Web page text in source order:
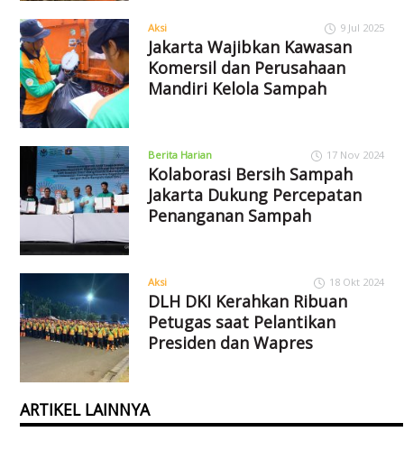
Aksi 9 Jul 2025
Jakarta Wajibkan Kawasan
Komersil dan Perusahaan
Mandiri Kelola Sampah
Berita Harian 17 Nov 2024
Kolaborasi Bersih Sampah
Jakarta Dukung Percepatan
Penanganan Sampah
Aksi 18 Okt 2024
DLH DKI Kerahkan Ribuan
Petugas saat Pelantikan
Presiden dan Wapres
ARTIKEL LAINNYA